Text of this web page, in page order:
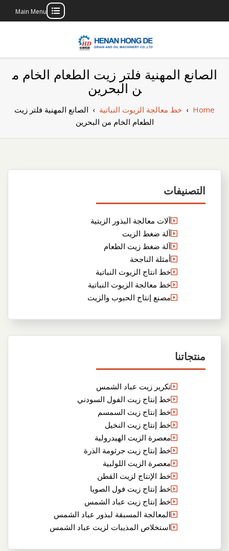
Main Menu
بناء مصنع إنتاج
الزيوت النباتية
الخاص بك
الصانع المهنية فلتر زيت الطعام الخام م
ن البحرين
Home
› خط معالجة الزيوت النباتية › الصانع المهنية فلتر زيت
الطعام الخام من البحرين
التصنيفات
آلات معالجة البذور الزيتية
آلة ضغط الزيت
آلة ضغط زيت الطعام
أمثلة الناجحة
خط انتاج الزيوت النباتية
خط معالجة الزيوت النباتية
مصنع إنتاج الحبوب والزيت
منتجاتنا
تكرير زيت عباد الشمس
خط إنتاج زيت الفول السودني
خط إنتاج زيت السمسم
خط إنتاج زيت النخيل
معصرة الزيت الهيدرولية
خط إنتاج زيت جرثومة الذرة
معصرة الزيت اللولبية
خط الإنتاج لزيت القطن
خط إنتاج زيت فول الصويا
خط إنتاج زيت عباد الشمس
المعالجة المسبقة لبذور عباد الشمس
استخلاص المذيبات لزيت عباد الشمس